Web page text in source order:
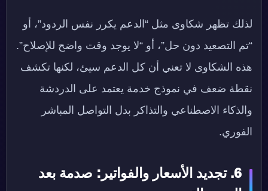
لذلك تظهر شكاوى مثل “الدعم يكرر نفس الردود”، أو
“تم التصعيد دون حل”، أو “لا يوجد وقت واضح للإصلاح”.
هذه الشكاوى لا تعني أن كل الدعم سيئ، لكنها تكشف
نقطة ضعف في نموذج خدمة يعتمد على الدردشة
والذكاء الاصطناعي والتذاكر بدل التواصل المباشر
الفوري.
6. تجديد الأسعار والفواتير: صدمة بعد